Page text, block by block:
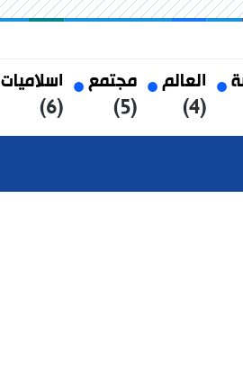
العالم
(4)
مجتمع
(5)
اسلاميات
(6)